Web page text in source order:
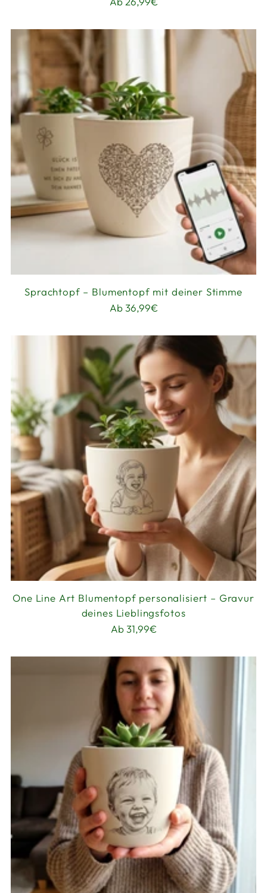
Sprachtopf – Blumentopf mit deiner Stimme
Ab 36,99€
One Line Art Blumentopf personalisiert – Gravur
deines Lieblingsfotos
Ab 31,99€